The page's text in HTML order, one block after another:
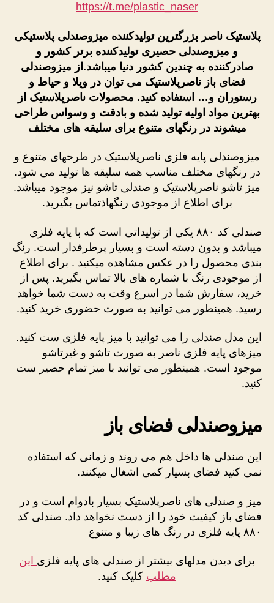
https://t.me/plastic_naser
پلاستیک ناصر بزرگترین تولیدکننده میزوصندلی پلاستیکی
و میزوصندلی حصیری تولیدکننده برتر کشور و
صادرکننده به چندین کشور دنیا میباشد.از میزوصندلی
فضای باز ناصرپلاستیک می توان در ویلا و حیاط و
رستوران و… استفاده کنید. محصولات ناصرپلاستیک از
بهترین مواد اولیه تولید شده و بادقت و وسواس طراحی
میشوند در رنگهای متنوع برای سلیقه های مختلف
میزوصندلی پایه فلزی ناصرپلاستیک در طرحهای متنوع و
در رنگهای مختلف مناسب همه سلیقه ها تولید می شود.
میز تاشو ناصرپلاستیک و صندلی تاشو نیز موجود میباشد.
برای اطلاع از موجودی رنگهاذتماس بگیرید.
صندلی کد ۸۸۰ یکی از تولیداتی است که با پایه فلزی
میباشد و بدون دسته است و بسیار پرطرفدار است. رنگ
بندی محصول را در عکس مشاهده میکنید . برای اطلاع
از موجودی رنگ با شماره های بالا تماس بگیرید. پس از
خرید، سفارش شما در اسرع وقت به دست شما خواهد
رسید. همینطور می توانید به صورت حضوری خرید کنید.
این مدل صندلی را می توانید با میز پایه فلزی ست کنید.
میزهای پایه فلزی ناصر به صورت تاشو و غیرتاشو
موجود است. همینطور می توانید با میز تمام حصیر ست
کنید.
میزوصندلی فضای باز
این صندلی ها داخل هم می روند و زمانی که استفاده
نمی کنید فضای بسیار کمی اشغال میکنند.
میز و صندلی های ناصرپلاستیک بسیار بادوام است و در
فضای باز کیفیت خود را از دست نخواهد داد. صندلی کد
۸۸۰ پایه فلزی در رنگ های زیبا و متنوع
برای دیدن مدلهای بیشتر از صندلی های پایه فلزی این
مطلب کلیک کنید.